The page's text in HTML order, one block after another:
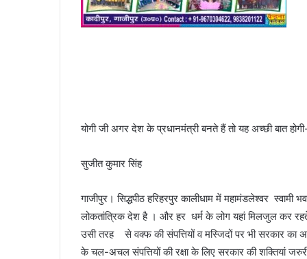
योगी जी अगर देश के प्रधानमंत्री बनते हैं तो यह अच्‍छी बात
सुजीत कुमार सिंह
गाजीपुर। सिद्धपीठ हरिहरपुर कालीधाम में महामंडलेश्‍वर स्‍वामी
लोकतांत्रिक देश है । और हर धर्म के लोग यहां मिलजुल कर
उसी तरह से वक्‍फ की संपत्तियों व मस्जिदों पर भी सरकार का
के चल-अचल संपत्तियों की रक्षा के लिए सरकार की शक्तियां